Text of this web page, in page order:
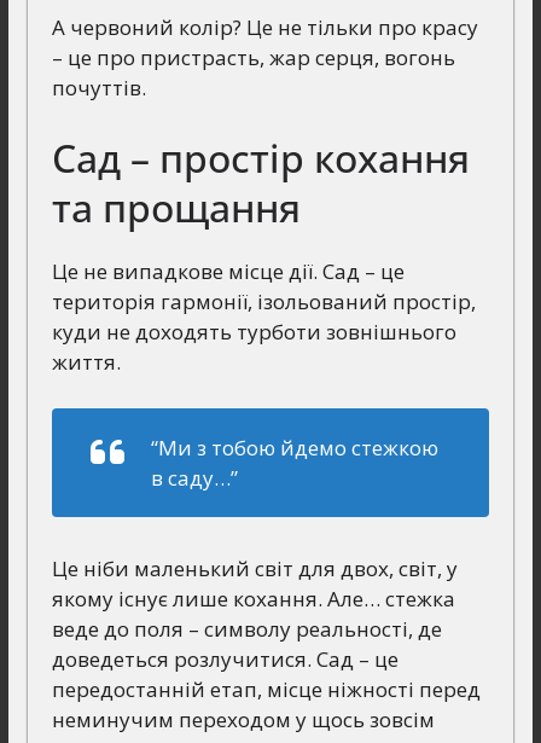
А червоний колір? Це не тільки про красу
– це про пристрасть, жар серця, вогонь
почуттів.
Сад – простір кохання
та прощання
Це не випадкове місце дії. Сад – це
територія гармонії, ізольований простір,
куди не доходять турботи зовнішнього
життя.
“Ми з тобою йдемо стежкою
в саду…”
Це ніби маленький світ для двох, світ, у
якому існує лише кохання. Але… стежка
веде до поля – символу реальності, де
доведеться розлучитися. Сад – це
передостанній етап, місце ніжності перед
неминучим переходом у щось зовсім